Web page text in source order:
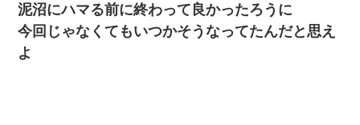
｢昨日はお兄ちゃんと一緒にお風呂に入っちゃった～｣とか毎日兄
の話をしていたA子が事故で亡くなった。→Ａ子のお母さんの話に
驚愕…
泥沼にハマる前に終わって良かったろうに
今回じゃなくてもいつかそうなってたんだと思え
よ